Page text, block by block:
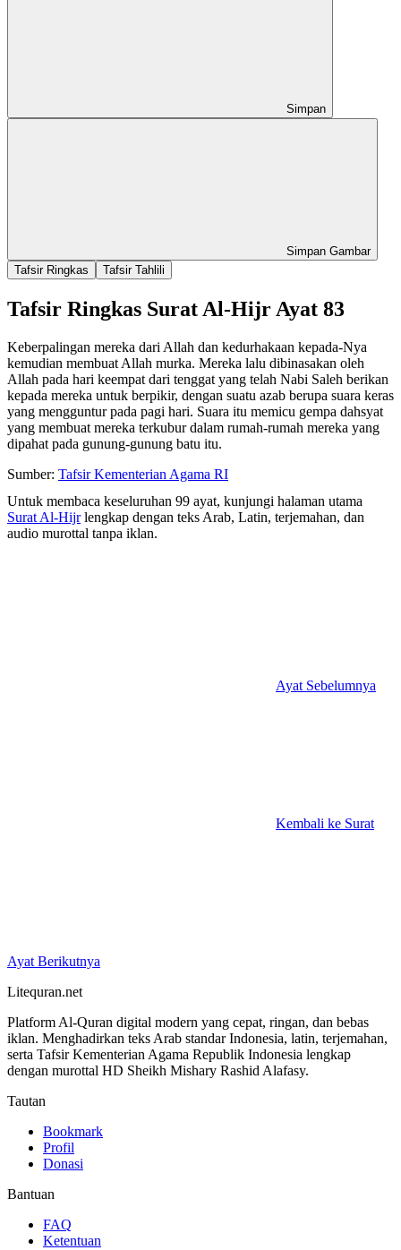
Simpan
Simpan Gambar
Tafsir Ringkas
Tafsir Tahlili
Tafsir Ringkas Surat Al-Hijr Ayat 83
Keberpalingan mereka dari Allah dan kedurhakaan kepada-Nya
kemudian membuat Allah murka. Mereka lalu dibinasakan oleh
Allah pada hari keempat dari tenggat yang telah Nabi Saleh berikan
kepada mereka untuk berpikir, dengan suatu azab berupa suara keras
yang mengguntur pada pagi hari. Suara itu memicu gempa dahsyat
yang membuat mereka terkubur dalam rumah-rumah mereka yang
dipahat pada gunung-gunung batu itu.
Sumber: Tafsir Kementerian Agama RI
Untuk membaca keseluruhan 99 ayat, kunjungi halaman utama
Surat Al-Hijrlengkap dengan teks Arab, Latin, terjemahan, dan
audio murottal tanpa iklan.
Ayat Sebelumnya
Kembali ke Surat
Ayat Berikutnya
Litequran.net
Platform Al-Quran digital modern yang cepat, ringan, dan bebas
iklan. Menghadirkan teks Arab standar Indonesia, latin, terjemahan,
serta Tafsir Kementerian Agama Republik Indonesia lengkap
dengan murottal HD Sheikh Mishary Rashid Alafasy.
Tautan
Bookmark
Profil
Donasi
Bantuan
FAQ
Ketentuan